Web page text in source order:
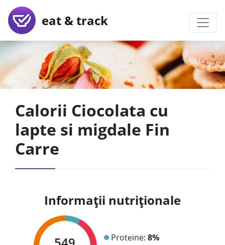
eat & track
Calorii Ciocolata cu
lapte si migdale Fin
Carre
Informații nutriționale
Proteine: 8%